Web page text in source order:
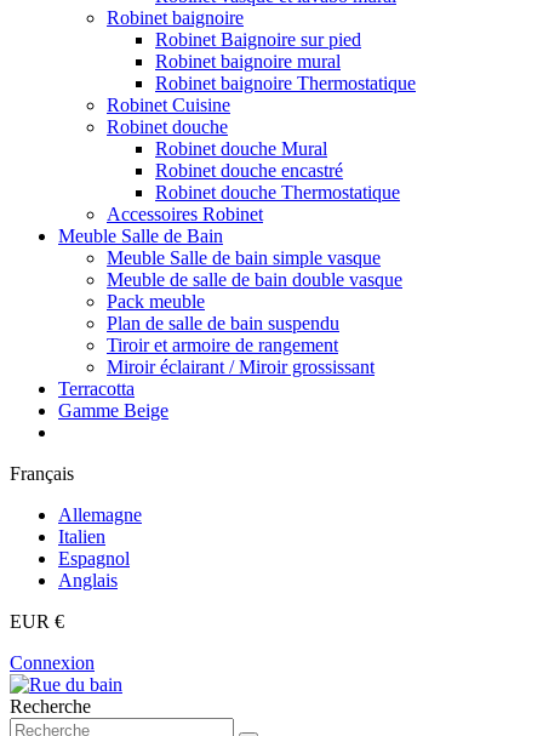
Robinet baignoire
Robinet Baignoire sur pied
Robinet baignoire mural
Robinet baignoire Thermostatique
Robinet Cuisine
Robinet douche
Robinet douche Mural
Robinet douche encastré
Robinet douche Thermostatique
Accessoires Robinet
Meuble Salle de Bain
Meuble Salle de bain simple vasque
Meuble de salle de bain double vasque
Pack meuble
Plan de salle de bain suspendu
Tiroir et armoire de rangement
Miroir éclairant / Miroir grossissant
Terracotta
Gamme Beige
Français
Allemagne
Italien
Espagnol
Anglais
EUR €
Connexion
Recherche